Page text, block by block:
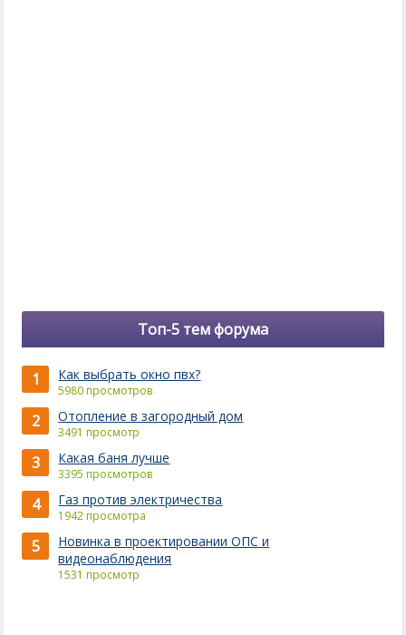
Топ-5 тем форума
1 Как выбрать окно пвх?
5980 просмотров
2 Отопление в загородный дом
3491 просмотр
3 Какая баня лучше
3395 просмотров
4 Газ против электричества
1942 просмотра
5
Новинка в проектировании ОПС и
видеонаблюдения
1531 просмотр